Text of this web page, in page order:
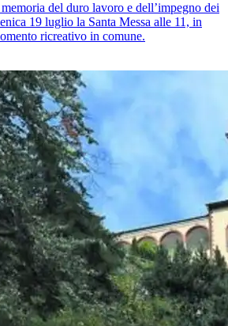
del duro lavoro e dell’impegno dei
19 luglio la Santa Messa alle 11, in
ricreativo in comune.